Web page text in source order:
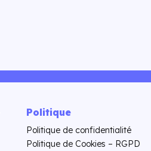
Politique
Politique de confidentialité
Politique de Cookies – RGPD